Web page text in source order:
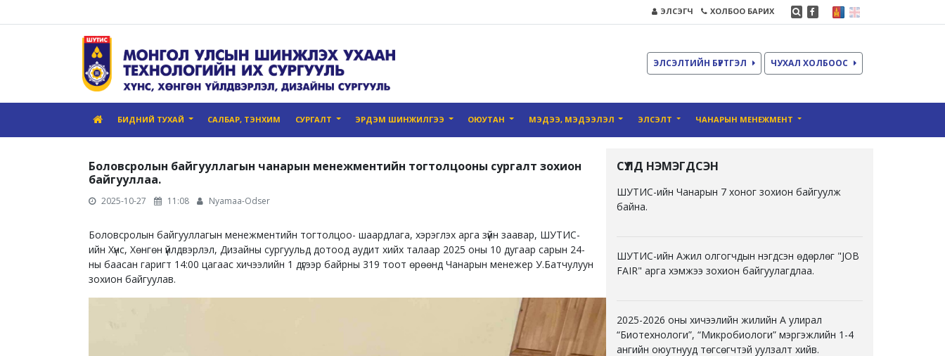
ЭЛСЭГЧ ХОЛБОО БАРИХ
ЭЛСЭЛТИЙН БҮРТГЭЛ ЧУХАЛ ХОЛБООС
БИДНИЙ ТУХАЙ САЛБАР, ТЭНХИМ СУРГАЛТ ЭРДЭМ ШИНЖИЛГЭЭ ОЮУТАН МЭДЭЭ, МЭДЭЭЛЭЛ ЭЛСЭЛТ ЧАНАРЫН МЕНЕЖМЕНТ
Боловсролын байгууллагын чанарын менежментийн тогтолцооны сургалт зохион
байгууллаа.
2025-10-27 11:08 Nyamaa-Odser
Боловсролын байгууллагын менежментийн тогтолцоо- шаардлага, хэрэглэх арга зүйн заавар, ШУТИС-
ийн Хүнс, Хөнгөн үйлдвэрлэл, Дизайны сургуульд дотоод аудит хийх талаар 2025 оны 10 дугаар сарын 24-
ны баасан гаригт 14:00 цагаас хичээлийн 1 дүгээр байрны 319 тоот өрөөнд Чанарын менежер У.Батчулуун
зохион байгуулав.
СҮҮЛД НЭМЭГДСЭН
ШУТИС-ийн Чанарын 7 хоног зохион байгуулж
байна.
ШУТИС-ийн Ажил олгогчдын нэгдсэн өдөрлөг "JOB
FAIR" арга хэмжээ зохион байгуулагдлаа.
2025-2026 оны хичээлийн жилийн А улирал
“Биотехнологи”, “Микробиологи” мэргэжлийн 1-4
ангийн оюутнууд төгсөгчтэй уулзалт хийв.